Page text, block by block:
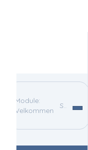
Module:
Velkommen
Søk